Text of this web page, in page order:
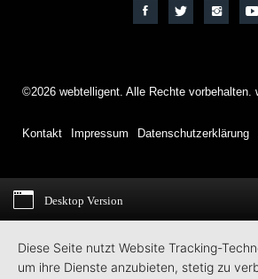
©2026 webtelligent. Alle Rechte vorbehalten.
Kontakt Impressum Datenschutzerklärung
Desktop Version
Diese Seite nutzt Website Tracking-
um ihre Dienste anzubieten, stetig zu